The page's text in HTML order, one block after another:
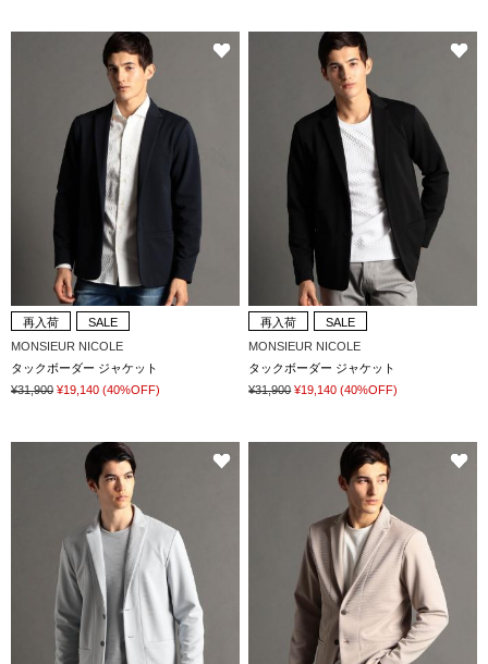
再入荷
SALE
MONSIEUR NICOLE
タックボーダー ジャケット
¥31,900 ¥19,140 (40%OFF)
再入荷
SALE
MONSIEUR NICOLE
タックボーダー ジャケット
¥31,900 ¥19,140 (40%OFF)